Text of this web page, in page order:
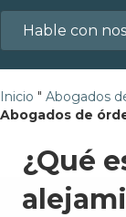
Hable con
Inicio " Abogados
Abogados de
¿Qué